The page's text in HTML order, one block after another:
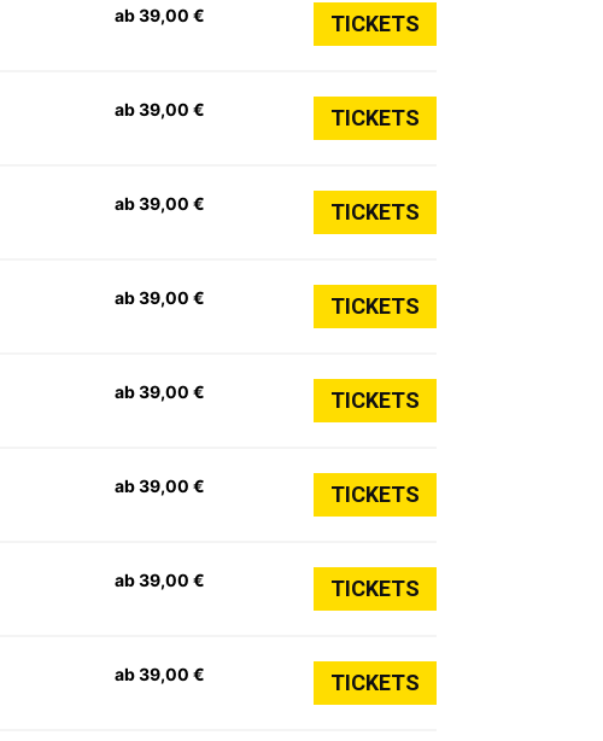
ab 39,00 € TICKETS
ab 39,00 € TICKETS
ab 39,00 € TICKETS
ab 39,00 € TICKETS
ab 39,00 € TICKETS
ab 39,00 € TICKETS
ab 39,00 € TICKETS
ab 39,00 € TICKETS